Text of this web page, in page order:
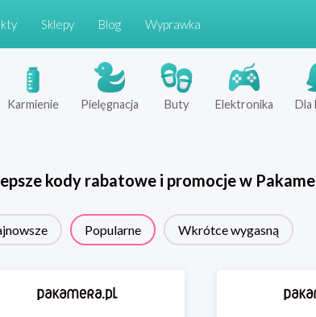
Sklepy Blog Wyprawka
Karmienie Pielęgnacja Buty Elektronika Dla
kody rabatowe i promocje w
Popularne Wkrótce wygasną